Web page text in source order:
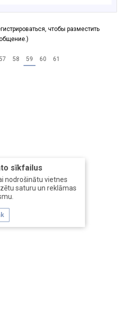
sīkfailus
nodrošinātu vietnes
saturu un reklāmas
чтобы разместить
58 59 60 61